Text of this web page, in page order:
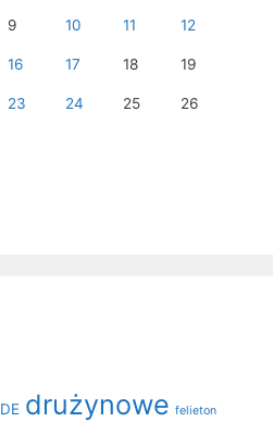
9 10 11 12
16 17 18 19
23 24 25 26
DE drużynowe felieton